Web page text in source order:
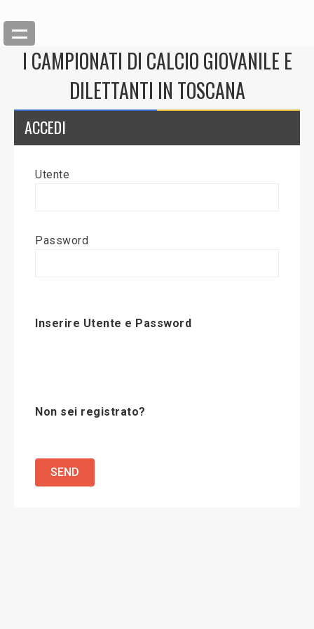
Back
Modifica News
I CAMPIONATI DI CALCIO GIOVANILE E
DILETTANTI IN TOSCANA
ACCEDI
Utente
Password
Inserire Utente e Password
Non sei registrato?